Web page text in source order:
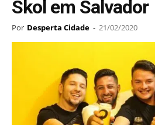
Skol em Salvador
Por Desperta Cidade - 21/02/2020